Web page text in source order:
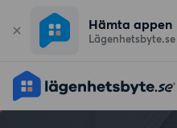
Hämta appen
Lägenhetsbyte.se